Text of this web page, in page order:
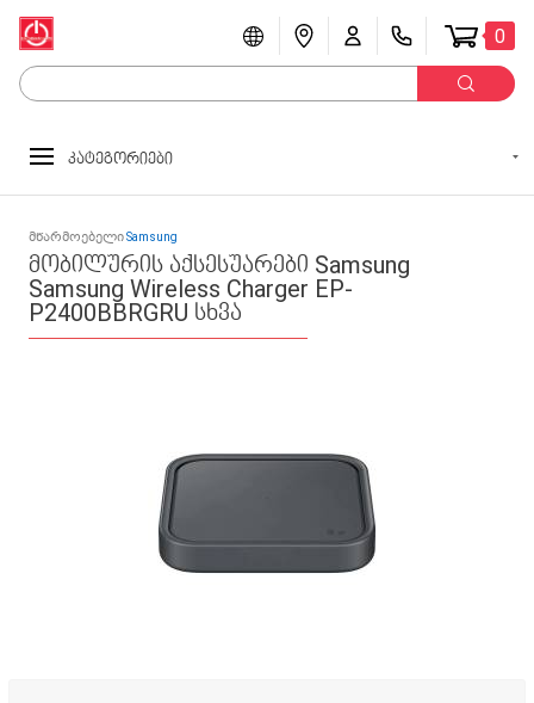
0
კატეგორიები
მწარმოებელიSamsung
მობილურის აქსესუარები Samsung
Samsung Wireless Charger EP-
P2400BBRGRU სხვა